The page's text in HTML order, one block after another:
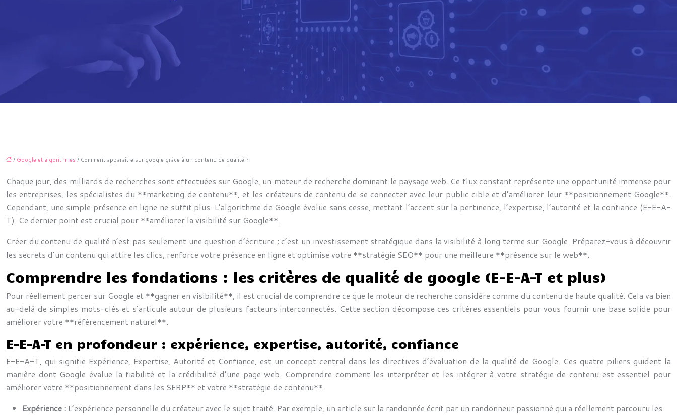
/ Google et algorithmes / Comment apparaître sur google grâce à un contenu de qualité ?
Chaque jour, des milliards de recherches sont effectuées sur Google, un moteur de recherche dominant le paysage web. Ce flux constant représente une opportunité immense pour
les entreprises, les spécialistes du **marketing de contenu**, et les créateurs de contenu de se connecter avec leur public cible et d’améliorer leur **positionnement Google**.
Cependant, une simple présence en ligne ne suffit plus. L’algorithme de Google évolue sans cesse, mettant l’accent sur la pertinence, l’expertise, l’autorité et la confiance (E-E-A-
T). Ce dernier point est crucial pour **améliorer la visibilité sur Google**.
Créer du contenu de qualité n’est pas seulement une question d’écriture ; c’est un investissement stratégique dans la visibilité à long terme sur Google. Préparez-vous à découvrir
les secrets d’un contenu qui attire les clics, renforce votre présence en ligne et optimise votre **stratégie SEO** pour une meilleure **présence sur le web**.
Comprendre les fondations : les critères de qualité de google (E-E-A-T et plus)
Pour réellement percer sur Google et **gagner en visibilité**, il est crucial de comprendre ce que le moteur de recherche considère comme du contenu de haute qualité. Cela va bien
au-delà de simples mots-clés et s’articule autour de plusieurs facteurs interconnectés. Cette section décompose ces critères essentiels pour vous fournir une base solide pour
améliorer votre **référencement naturel**.
E-E-A-T en profondeur : expérience, expertise, autorité, confiance
E-E-A-T, qui signifie Expérience, Expertise, Autorité et Confiance, est un concept central dans les directives d’évaluation de la qualité de Google. Ces quatre piliers guident la
manière dont Google évalue la fiabilité et la crédibilité d’une page web. Comprendre comment les interpréter et les intégrer à votre stratégie de contenu est essentiel pour
améliorer votre **positionnement dans les SERP** et votre **stratégie de contenu**.
Expérience : L’expérience personnelle du créateur avec le sujet traité. Par exemple, un article sur la randonnée écrit par un randonneur passionné qui a réellement parcouru les